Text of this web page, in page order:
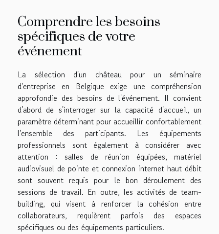
Comprendre les besoins
spécifiques de votre
événement
La sélection d'un château pour un séminaire
d'entreprise en Belgique exige une compréhension
approfondie des besoins de l'événement. Il convient
d'abord de s'interroger sur la capacité d'accueil, un
paramètre déterminant pour accueillir confortablement
l'ensemble des participants. Les équipements
professionnels sont également à considérer avec
attention : salles de réunion équipées, matériel
audiovisuel de pointe et connexion internet haut débit
sont souvent requis pour le bon déroulement des
sessions de travail. En outre, les activités de team-
building, qui visent à renforcer la cohésion entre
collaborateurs, requièrent parfois des espaces
spécifiques ou des équipements particuliers.